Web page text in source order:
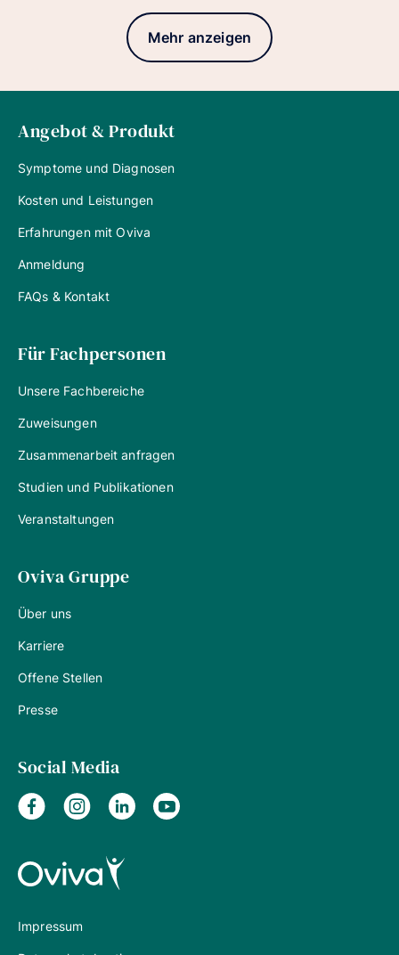
Mehr anzeigen
Angebot & Produkt
Symptome und Diagnosen
Kosten und Leistungen
Erfahrungen mit Oviva
Anmeldung
FAQs & Kontakt
Für Fachpersonen
Unsere Fachbereiche
Zuweisungen
Zusammenarbeit anfragen
Studien und Publikationen
Veranstaltungen
Oviva Gruppe
Über uns
Karriere
Offene Stellen
Presse
Social Media
Impressum